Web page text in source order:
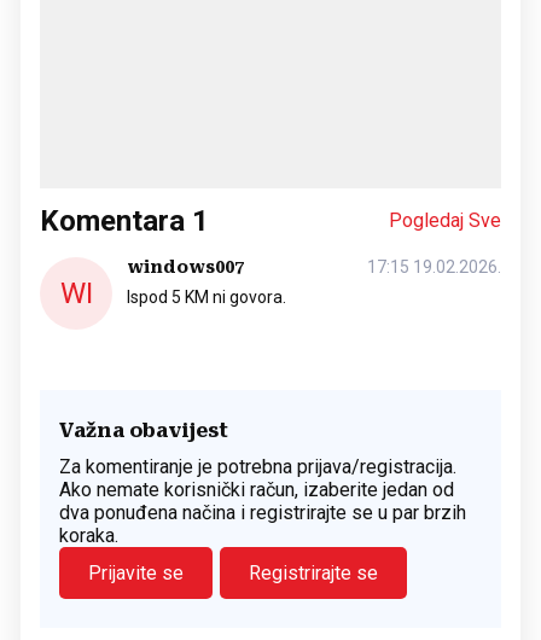
Komentara 1 Pogledaj Sve
WI
windows007
17:15 19.02.2026.
Ispod 5 KM ni govora.
Važna obavijest
Za komentiranje je potrebna prijava/registracija.
Ako nemate korisnički račun, izaberite jedan od
dva ponuđena načina i registrirajte se u par brzih
koraka.
Prijavite se
Registrirajte se